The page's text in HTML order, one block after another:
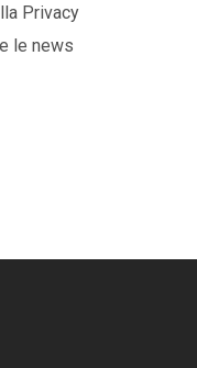
Privacy
le news